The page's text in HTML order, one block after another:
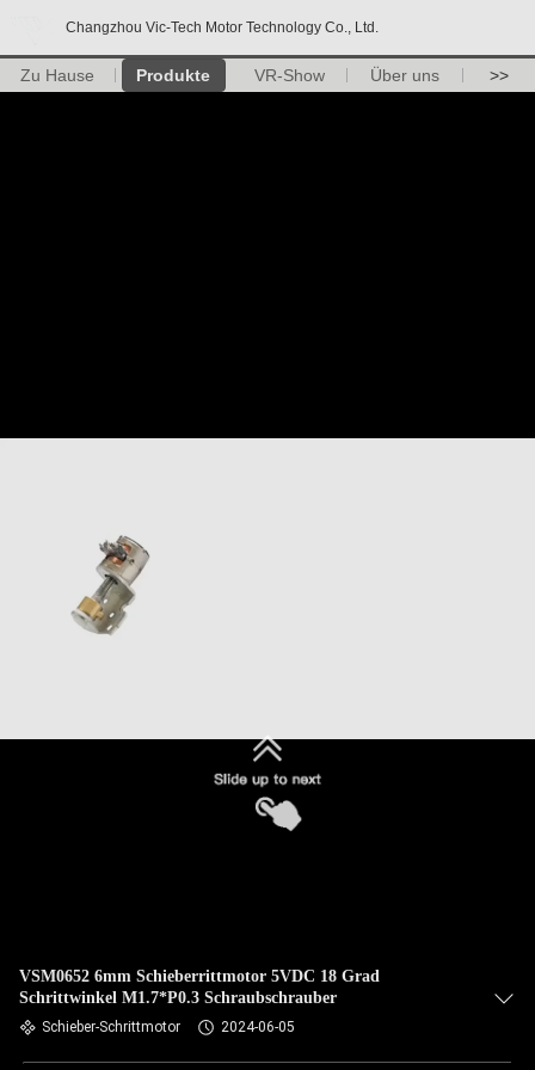
Changzhou Vic-Tech Motor Technology Co., Ltd.
Zu Hause Produkte VR-Show Über uns >>
VSM0652 6mm Schieberrittmotor 5VDC 18 Grad
Schrittwinkel M1.7*P0.3 Schraubschrauber
Schieber-Schrittmotor 2024-06-05